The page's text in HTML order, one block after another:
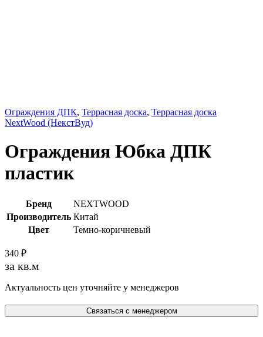
Ограждения ДПК, Террасная доска, Террасная доска
NextWood (НекстВуд)
Ограждения Юбка ДПК
пластик
Бренд
NEXTWOOD
Производитель Китай
Цвет
Темно-коричневый
340 ₽
за кв.м
Актуальность цен уточняйте у менеджеров
Связаться с менеджером